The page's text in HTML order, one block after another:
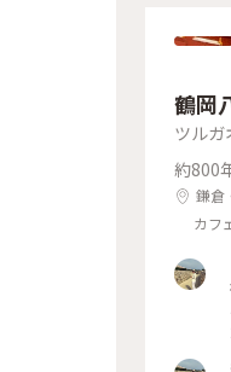
鶴岡
ツルガ
約800
鎌倉
カフ